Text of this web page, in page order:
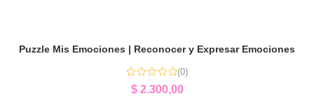
Puzzle Mis Emociones | Reconocer y Expresar Emociones
(0)
$2.300,00